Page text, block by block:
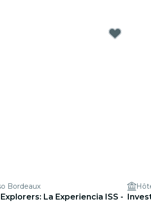
Bordeaux
La Experiencia ISS -